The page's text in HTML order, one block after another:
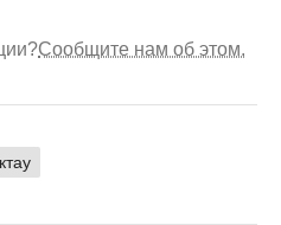
Сообщите нам об этом.